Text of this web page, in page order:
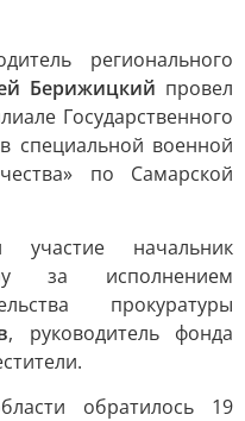
регионального
Берижицкий провел
Государственного
специальной военной
по Самарской
начальник
за исполнением
прокуратуры
, руководитель фонда
обратилось 19